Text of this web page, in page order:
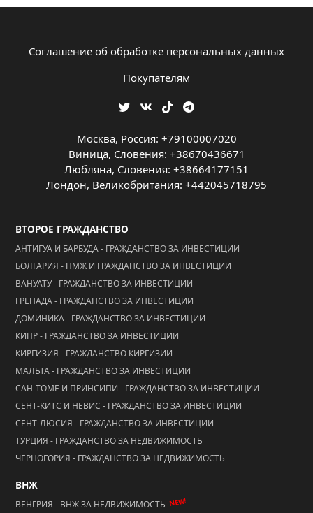
Соглашение об обработке персональных данных
Покупателям
Москва, Россия: +79100007020
Виница, Словения: +38670436671
Любляна, Словения: +38664177151
Лондон, Великобритания: +442045718795
ВТОРОЕ ГРАЖДАНСТВО
АНТИГУА И БАРБУДА - ГРАЖДАНСТВО ЗА ИНВЕСТИЦИИ
БОЛГАРИЯ - ПМЖ И ГРАЖДАНСТВО ЗА ИНВЕСТИЦИИ
ВАНУАТУ - ГРАЖДАНСТВО ЗА ИНВЕСТИЦИИ
ГРЕНАДА - ГРАЖДАНСТВО ЗА ИНВЕСТИЦИИ
ДОМИНИКА - ГРАЖДАНСТВО ЗА ИНВЕСТИЦИИ
КИПР - ГРАЖДАНСТВО ЗА ИНВЕСТИЦИИ
КИРГИЗИЯ - ГРАЖДАНСТВО КИРГИЗИИ
МАЛЬТА - ГРАЖДАНСТВО ЗА ИНВЕСТИЦИИ
САН-ТОМЕ И ПРИНСИПИ - ГРАЖДАНСТВО ЗА ИНВЕСТИЦИИ
СЕНТ-КИТС И НЕВИС - ГРАЖДАНСТВО ЗА ИНВЕСТИЦИИ
СЕНТ-ЛЮСИЯ - ГРАЖДАНСТВО ЗА ИНВЕСТИЦИИ
ТУРЦИЯ - ГРАЖДАНСТВО ЗА НЕДВИЖИМОСТЬ
ЧЕРНОГОРИЯ - ГРАЖДАНСТВО ЗА НЕДВИЖИМОСТЬ
ВНЖ